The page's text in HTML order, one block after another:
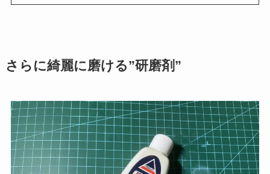
さらに綺麗に磨ける”研磨剤”